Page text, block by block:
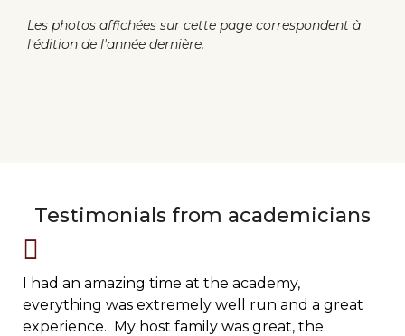
Les photos affichées sur cette page correspondent à
l'édition de l'année dernière.
Testimonials from academicians
I had an amazing time at the academy,
everything was extremely well run and a great
experience. My host family was great, the